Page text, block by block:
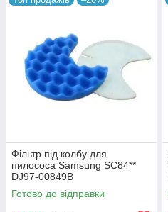
Фільтр під колбу для
пилососа Samsung SC84**
DJ97-00849B
Готово до відправки